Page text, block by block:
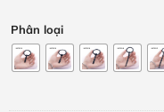
Phân loại